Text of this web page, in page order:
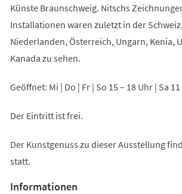
Künste Braunschweig. Nitschs
Installationen waren zuletzt in der
Niederlanden, Österreich, Ungarn, Kenia,
Kanada zu sehen.
Geöffnet: Mi | Do | Fr | So 15 – 18 Uhr | Sa
Der Eintritt ist frei.
Der Kunstgenuss zu dieser Ausstellung
statt.
Informationen